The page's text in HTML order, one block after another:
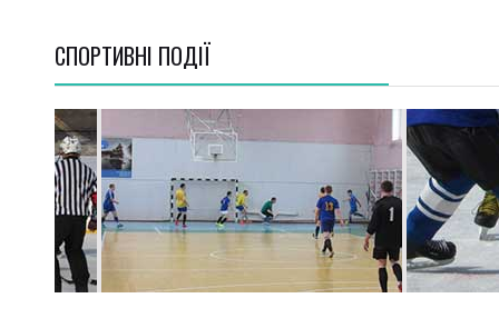
СПОРТИВНI ПОДІЇ